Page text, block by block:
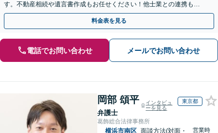
す。不動産相続や遺言書作成もお任せください！他士業との連携も可
能
料金表を見る
電話でお問い合わせ メールでお問い合わせ
岡部 頌平
弁護士
インタビュ
ーを見る
東京都
葛飾総合法律事務所
横浜市南区 面談方法(対面・
営業時